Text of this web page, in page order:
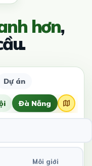
hơn,
Dự án
Đà Nẵng
Môi giới